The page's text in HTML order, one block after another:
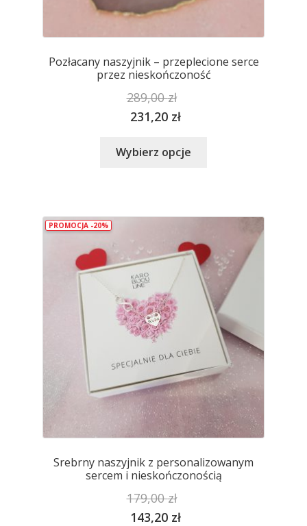
Pozłacany naszyjnik – przeplecione serce
przez nieskończoność
289,00zł
231,20 zł
Wybierz opcje
wariantów.
można
wybrać
na
stronie
produktu
PROMOCJA -20%
Srebrny naszyjnik z personalizowanym
sercem i nieskończonością
179,00zł
143,20 zł